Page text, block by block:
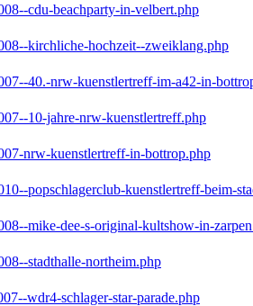
cdu-beachparty-in-velbert.php
kirchliche-hochzeit--zweiklang.php
40.-nrw-kuenstlertreff-im-a42-in-
10-jahre-nrw-kuenstlertreff.php
nrw-kuenstlertreff-in-bottrop.php
popschlagerclub-kuenstlertreff-beim-
mike-dee-s-original-kultshow-in-
stadthalle-northeim.php
wdr4-schlager-star-parade.php